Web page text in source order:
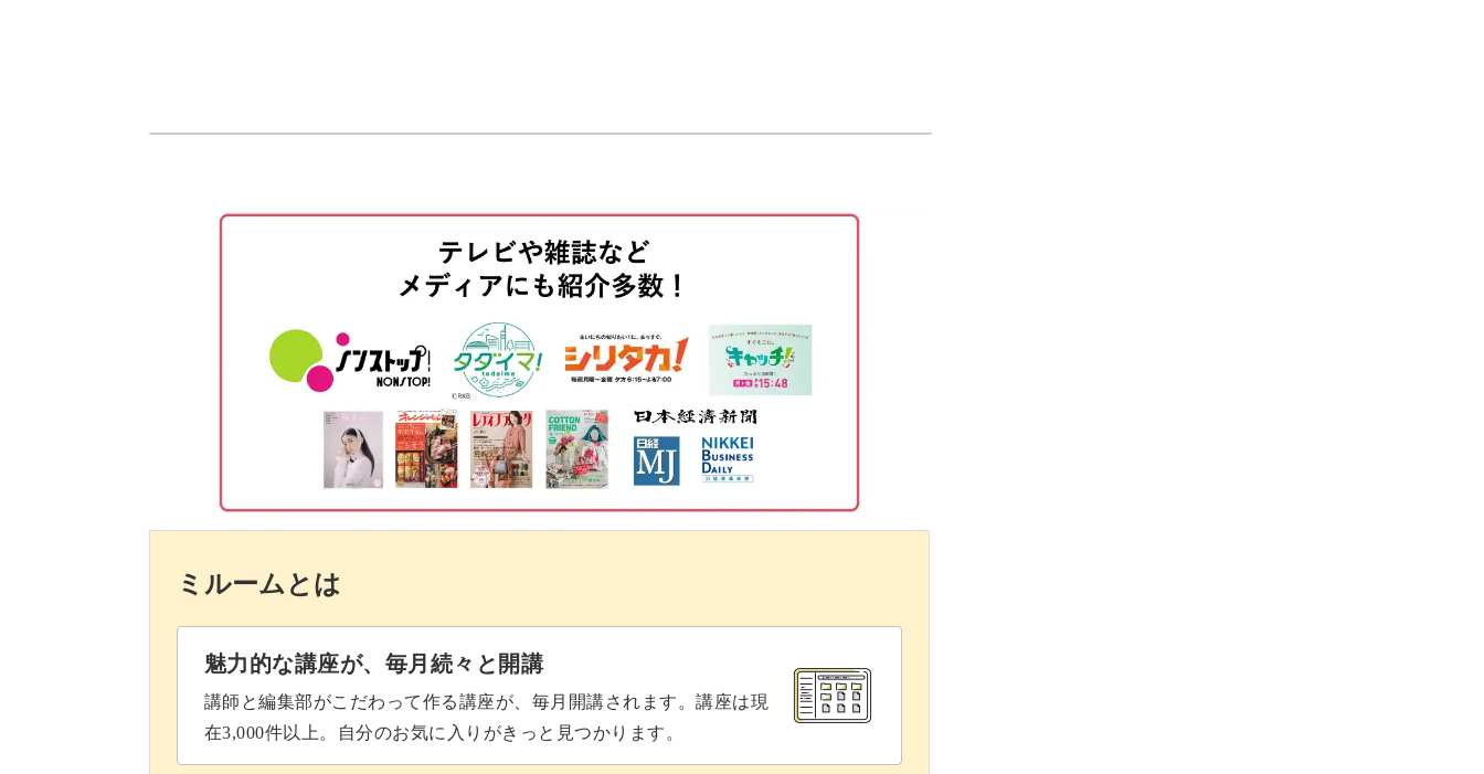
ールと合わせてアレンジしても◎
アレンジは自由自在なので、ぜひマスターして様々なアレンジを楽しみながらサロンワ
ークに活かしてみてくださいね！
マス目に二度塗りをする
パッチワークラインを描く
シールを貼る
ゴールドパーツをのせる
マットトップでコーティングする
ミルームとは
魅力的な講座が、毎月続々と開講
講師と編集部がこだわって作る講座が、毎月開講されます。講座は現
在3,000件以上。自分のお気に入りがきっと見つかります。